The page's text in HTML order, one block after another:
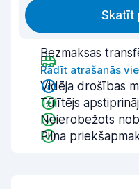
Skatīt
Bezmaksas
Rādīt atrašanās
Vidēja drošības
Tūlītējs
Neierobežots
Pilna